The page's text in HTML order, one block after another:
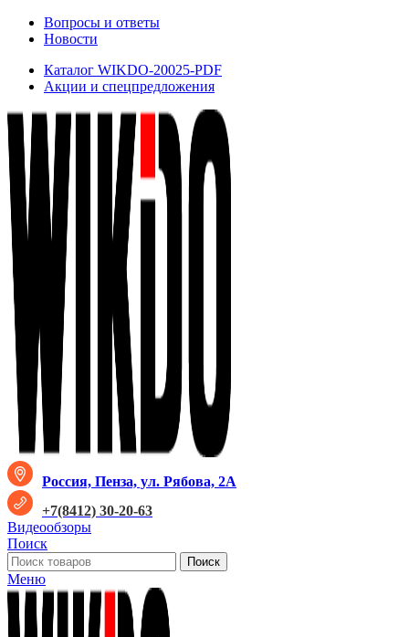
Вопросы и ответы
Новости
Каталог WIKDO-20025-PDF
Акции и спецпредложения
Россия, Пенза, ул. Рябова, 2А
+7(8412) 30-20-63
Видеообзоры
Поиск
Поиск
Меню